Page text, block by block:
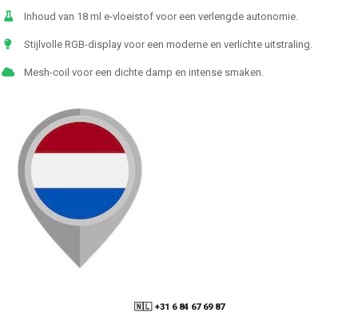
Inhoud van 18 ml e-vloeistof voor een verlengde autonomie.
Stijlvolle RGB-display voor een moderne en verlichte uitstraling.
Mesh-coil voor een dichte damp en intense smaken.
🇳🇱 +31 6 84 67 69 87